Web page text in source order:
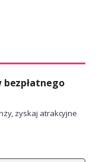
bezpłatnego
zyskaj atrakcyjne